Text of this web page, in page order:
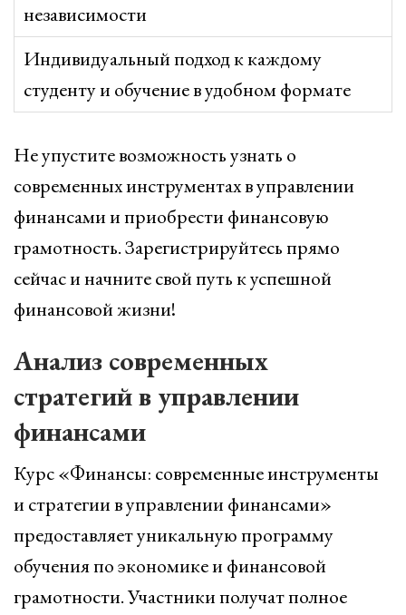
независимости
Индивидуальный подход к каждому
студенту и обучение в удобном формате
Не упустите возможность узнать о
современных инструментах в управлении
финансами и приобрести финансовую
грамотность. Зарегистрируйтесь прямо
сейчас и начните свой путь к успешной
финансовой жизни!
Анализ современных
стратегий в управлении
финансами
Курс «Финансы: современные инструменты
и стратегии в управлении финансами»
предоставляет уникальную программу
обучения по экономике и финансовой
грамотности. Участники получат полное